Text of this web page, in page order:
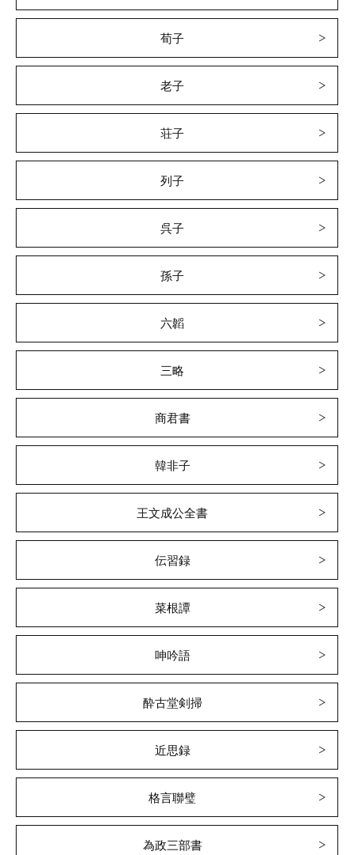
荀子
老子
荘子
列子
呉子
孫子
六韜
三略
商君書
韓非子
王文成公全書
伝習録
菜根譚
呻吟語
酔古堂剣掃
近思録
格言聯璧
為政三部書